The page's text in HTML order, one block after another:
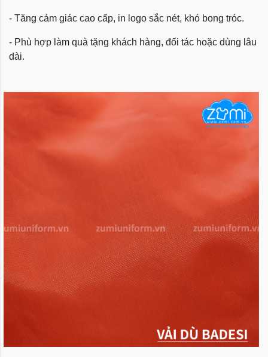
- Tăng cảm giác cao cấp, in logo sắc nét, khó bong tróc.
- Phù hợp làm quà tặng khách hàng, đối tác hoặc dùng lâu
dài.